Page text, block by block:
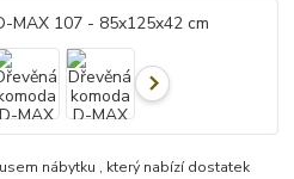
nábytku , který nabízí dostatek